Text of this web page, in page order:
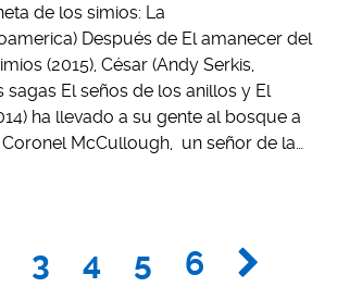
de los simios: La
Después de El amanecer del
(2015), César (Andy Serkis,
sagas El seños de los anillos y El
ha llevado a su gente al bosque a
McCullough, un señor de la…
3 4 5 6